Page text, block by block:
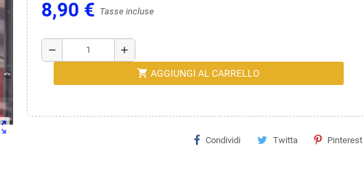
8,90 € Tasse incluse
remove add
shopping_cart AGGIUNGI AL CARRELLO
Condividi Twitta Pinterest